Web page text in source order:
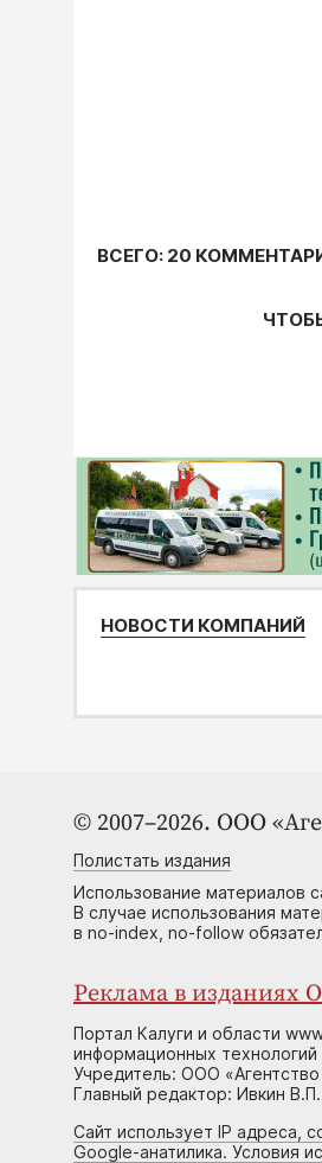
ВСЕГО: 20
НОВОСТИ КОМПАНИЙ
© 2007–2026. ООО
Полистать издания
Использование материалов
В случае использования
в no-index, no-follow
Реклама в изданиях
Портал Калуги и области
информационных
Учредитель: ООО
Главный редактор: Ивкин В.П.
Сайт использует IP адреса,
Google-анатилика. Условия